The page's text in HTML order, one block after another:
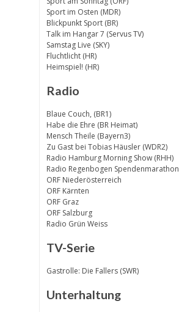
Sport im Osten (MDR)
Blickpunkt Sport (BR)
Talk im Hangar 7 (Servus TV)
Samstag Live (SKY)
Fluchtlicht (HR)
Heimspiel! (HR)
Radio
Blaue Couch, (BR1)
Habe die Ehre (BR Heimat)
Mensch Theile (Bayern3)
Zu Gast bei Tobias Häusler (WDR2)
Radio Hamburg Morning Show (RHH)
Radio Regenbogen Spendenmarathon
ORF Niederösterreich
ORF Kärnten
ORF Graz
ORF Salzburg
Radio Grün Weiss
TV-Serie
Gastrolle: Die Fallers (SWR)
Unterhaltung